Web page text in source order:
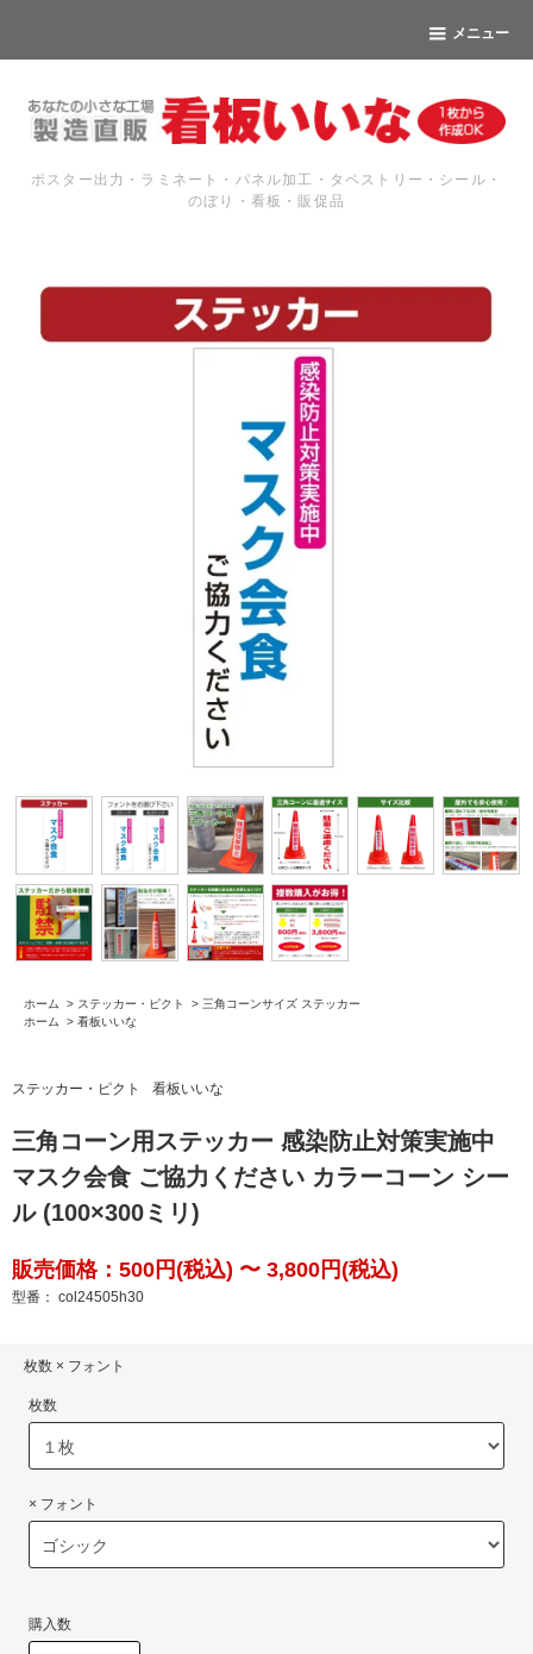
メニュー
ポスター出力・ラミネート・パネル加工・タペストリー・シール・
のぼり・看板・販促品
ホーム > ステッカー・ピクト > 三角コーンサイズ ステッカー
ホーム
> 看板いいな
ステッカー・ピクト 看板いいな
三角コーン用ステッカー 感染防止対策実施中
マスク会食 ご協力ください カラーコーン シー
ル (100×300ミリ)
販売価格：500円(税込) 〜 3,800円(税込)
型番： col24505h30
枚数 × フォント
枚数
× フォント
購入数